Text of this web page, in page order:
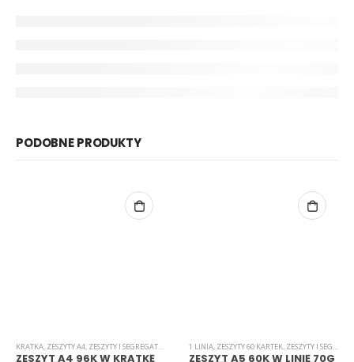
PODOBNE PRODUKTY
KRATKA, ZESZYTY A4, ZESZYTY I SEGREGATORY
ZESZYT A4 96K W KRATKĘ
1 LINIA, ZESZYTY 60 KARTEK, ZESZYTY I SEGREGATORY
ZESZYT A5 60K W LINIĘ 70G